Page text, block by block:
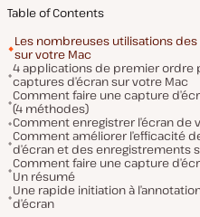
Table of Contents
Les nombreuses utilisations des
sur votre Mac
4 applications de premier ordre
captures d’écran sur votre Mac
Comment faire une capture
(4 méthodes)
Comment enregistrer l’écran de
Comment améliorer l’efficacité
d’écran et des enregistrements
Comment faire une capture
Un résumé
Une rapide initiation à
d’écran